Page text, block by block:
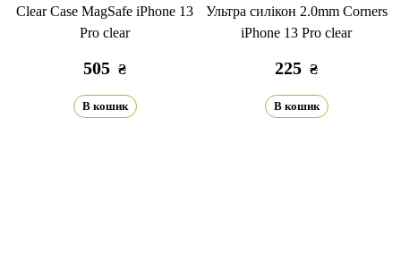
Clear Case MagSafe iPhone 13
Pro clear
505 ₴
В кошик
Ультра силікон 2.0mm Corners
iPhone 13 Pro clear
225 ₴
В кошик